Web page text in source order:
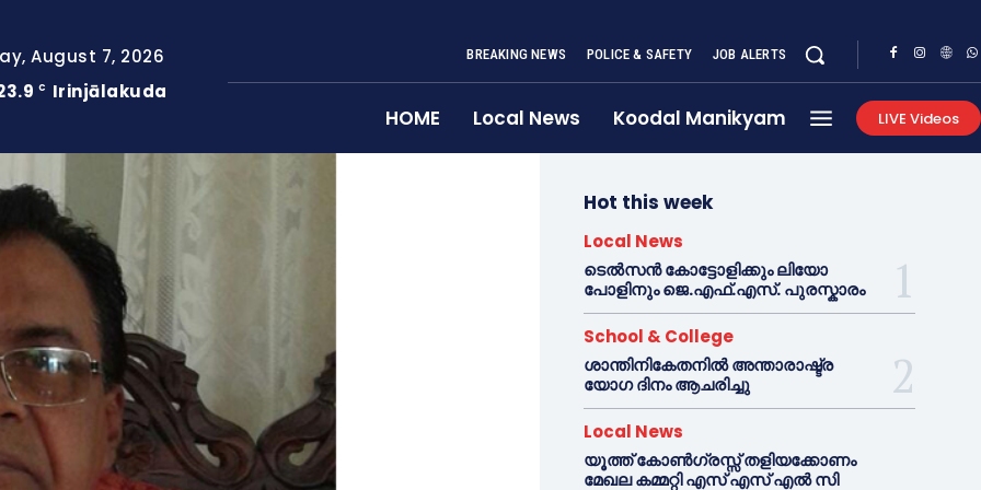
August 7, 2026
C Irinjālakuda
BREAKING NEWS POLICE & SAFETY JOB ALERTS
HOME Local News Koodal Manikyam LIVE Videos
Hot this week
Local News
ടെൽസൻ കോട്ടോളിക്കും ലിയോ
പോളിനും ജെ.എഫ്.എസ്. പുരസ്കാരം
School & College
ശാന്തിനികേതനിൽ അന്താരാഷ്ട്ര
യോഗ ദിനം ആചരിച്ചു
Local News
യൂത്ത് കോൺഗ്രസ്സ് തളിയക്കോണം
മേഖല കമ്മറ്റി എസ് എസ് എൽ സി